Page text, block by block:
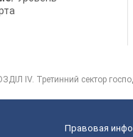
ІV. Третинний сектор
Правовая